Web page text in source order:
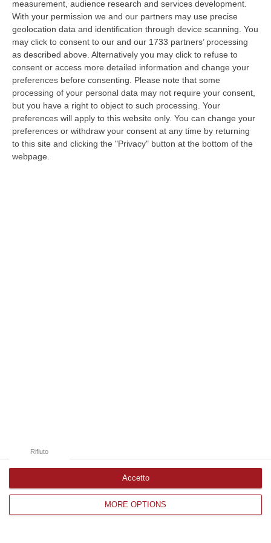
measurement, audience research and services development.
With your permission we and our partners may use precise
geolocation data and identification through device scanning. You
may click to consent to our and our 1733 partners’ processing
as described above. Alternatively you may click to refuse to
consent or access more detailed information and change your
preferences before consenting.
Please note that some
processing of your personal data may not require your consent,
but you have a right to object to such processing. Your
preferences will apply to this website only. You can change your
preferences or withdraw your consent at any time by returning
to this site and clicking the "Privacy" button at the bottom of the
webpage.
MORE OPTIONS
Rifiuto
Accetto
07 Agosto, 22:02
Renzi: «Conte? Sarebbe Delittuoso Vannaccizzare La Coalizione»
“ROMA «Conte sta giocando la sua partita, vedremo se le primarie si
faranno, quando e con che formato, se a due Conte-Schlein o se ci
sarann…
07 Agosto, 21:35
Meteo, Altri 10 Giorni Di Caldo Estremo
“ROMA La tregua varrà fino a domani: dopo il record di ieri con il bollino
rosso per tutte le 27 città monitorate e oggi con 26 allerte mass…
07 Agosto, 20:33
Corriere delle Calabria è una testata giornalistica di News&Com S.r.l